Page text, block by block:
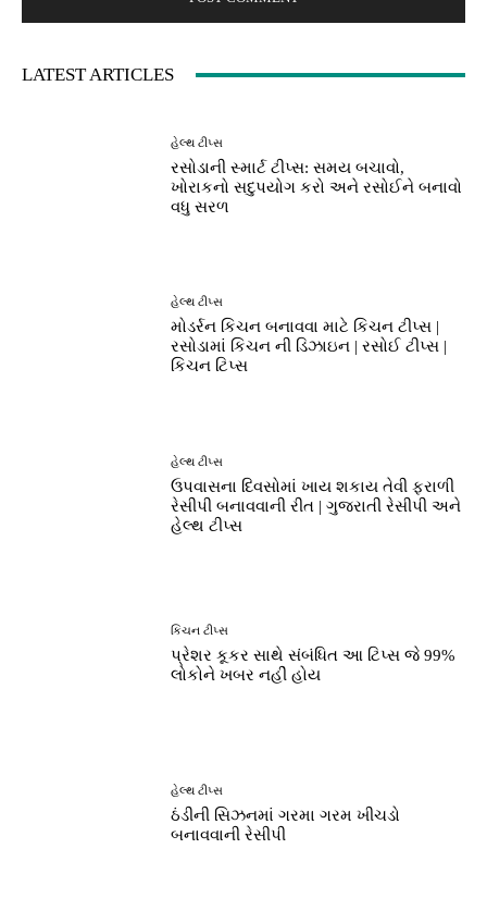
LATEST ARTICLES
હેલ્થ ટીપ્સ
રસોડાની સ્માર્ટ ટીપ્સ: સમય બચાવો,
ખોરાકનો સદુપયોગ કરો અને રસોઈને બનાવો
વધુ સરળ
હેલ્થ ટીપ્સ
મોડર્રન કિચન બનાવવા માટે કિચન ટીપ્સ |
રસોડામાં કિચન ની ડિઝાઇન | રસોઈ ટીપ્સ |
કિચન ટિપ્સ
હેલ્થ ટીપ્સ
ઉપવાસના દિવસોમાં ખાય શકાય તેવી ફરાળી
રેસીપી બનાવવાની રીત | ગુજરાતી રેસીપી અને
હેલ્થ ટીપ્સ
કિચન ટીપ્સ
પ્રેશર કૂકર સાથે સંબંધિત આ ટિપ્સ જે 99%
લોકોને ખબર નહીં હોય
હેલ્થ ટીપ્સ
ઠંડીની સિઝનમાં ગરમા ગરમ ખીચડો
બનાવવાની રેસીપી